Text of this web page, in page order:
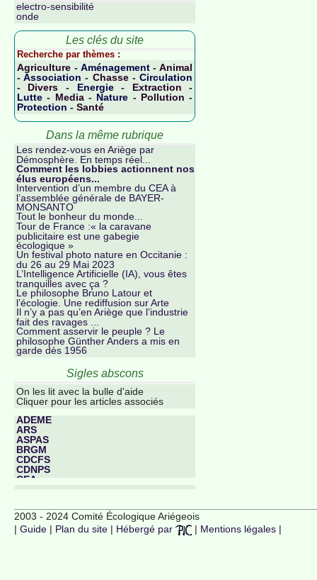
electro-sensibilité
onde
Les clés du site
Recherche par thèmes :
Agriculture- Aménagement-Animal
-Association - Chasse-Circulation
- Divers - Energie- Extraction -
Lutte- Media- Nature - Pollution -
Protection - Santé
Dans la même rubrique
Les rendez-vous en Ariège par
Démosphère. En temps réel...
Comment les lobbies actionnent nos
élus européens...
Intervention d’un membre du CEA à
l’assemblée générale de BAYER-
MONSANTO
Tout le bonheur du monde...
Tour de France :« la caravane
publicitaire est une gabegie
écologique »
Un festival photo nature en Occitanie :
du 26 au 29 Mai 2023
L’Intelligence Artificielle (IA), vous êtes
tranquilles avec ça ?
Le philosophe Bruno Latour et
l’écologie. Une rediffusion sur Arte
Il n’y a pas qu’en Ariège que l’industrie
fait des ravages ...
Comment asservir le peuple ? Le
philosophe Günther Anders a mis en
garde dès 1956
Sigles abscons
On les lit avec la bulle d'aide
Cliquer pour les articles associés
ADEME
ARS
ASPAS
BRGM
CDCFS
CDNPS
CEA
CIDO
CLCS
CLIC
2003 - 2024 Comité Écologique Ariégeois
| Guide | Plan du site | Hébergé par | Mentions légales |